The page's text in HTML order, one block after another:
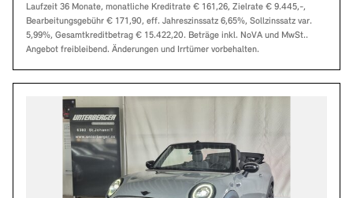
Laufzeit 36 Monate, monatliche Kreditrate € 161,26, Zielrate € 9.445,-,
Bearbeitungsgebühr € 171,90, eff. Jahreszinssatz 6,65%, Sollzinssatz var.
5,99%, Gesamtkreditbetrag € 15.422,20. Beträge inkl. NoVA und MwSt..
Angebot freibleibend. Änderungen und Irrtümer vorbehalten.